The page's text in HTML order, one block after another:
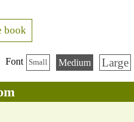
book
Font Small Medium Large